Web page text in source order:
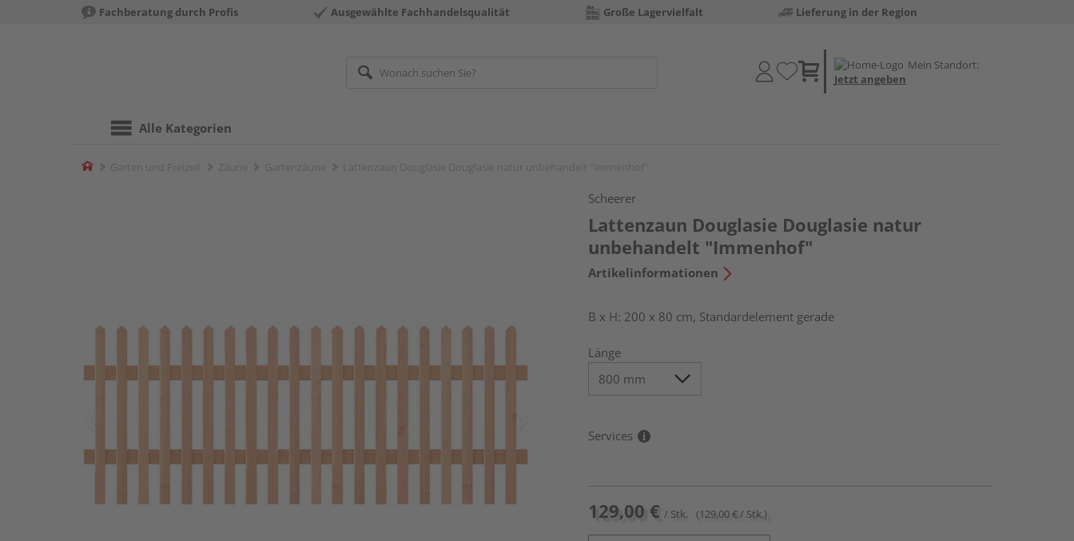
Fachberatung durch Profis Ausgewählte Fachhandelsqualität Große Lagervielfalt Lieferung in der Region
Mein Standort:
Jetzt angeben
Alle Kategorien
Home
Scheerer
Lattenzaun Douglasie Douglasie natur
unbehandelt "Immenhof"
Artikelinformationen
B x H: 200 x 80 cm, Standardelement gerade
Länge
Services
129,00 € / Stk. (129,00 € / Stk.)